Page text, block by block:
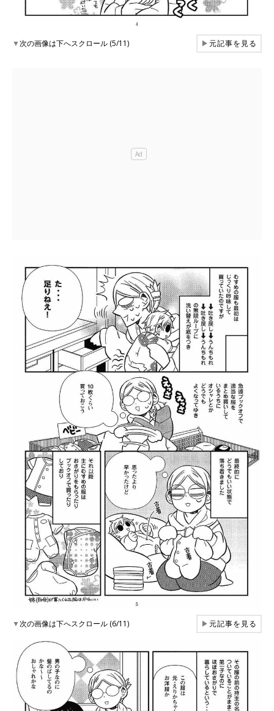
▼次の画像は下へスクロール (5/11) ▶元記事を見る
▼次の画像は下へスクロール (6/11) ▶元記事を見る